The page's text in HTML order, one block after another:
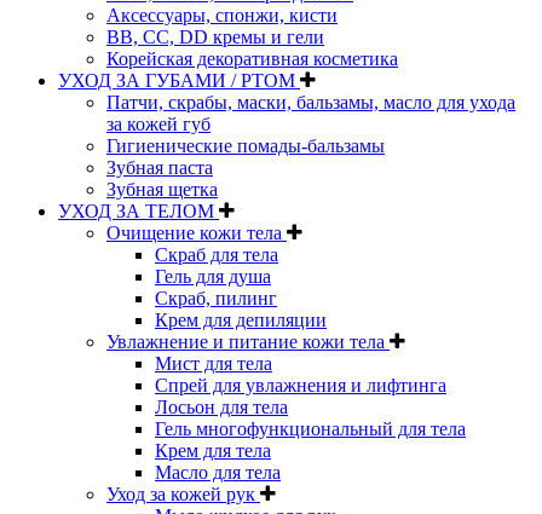
Аксессуары, спонжи, кисти
BB, CC, DD кремы и гели
Корейская декоративная косметика
УХОД ЗА ГУБАМИ / РТОМ
Патчи, скрабы, маски, бальзамы, масло для ухода
за кожей губ
Гигиенические помады-бальзамы
Зубная паста
Зубная щетка
УХОД ЗА ТЕЛОМ
Очищение кожи тела
Скраб для тела
Гель для душа
Скраб, пилинг
Крем для депиляции
Увлажнение и питание кожи тела
Мист для тела
Спрей для увлажнения и лифтинга
Лосьон для тела
Гель многофункциональный для тела
Крем для тела
Масло для тела
Уход за кожей рук